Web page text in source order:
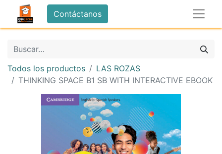
Contáctanos
Todos los productos
LAS ROZAS
THINKING SPACE B1 SB WITH INTERACTIVE EBOOK